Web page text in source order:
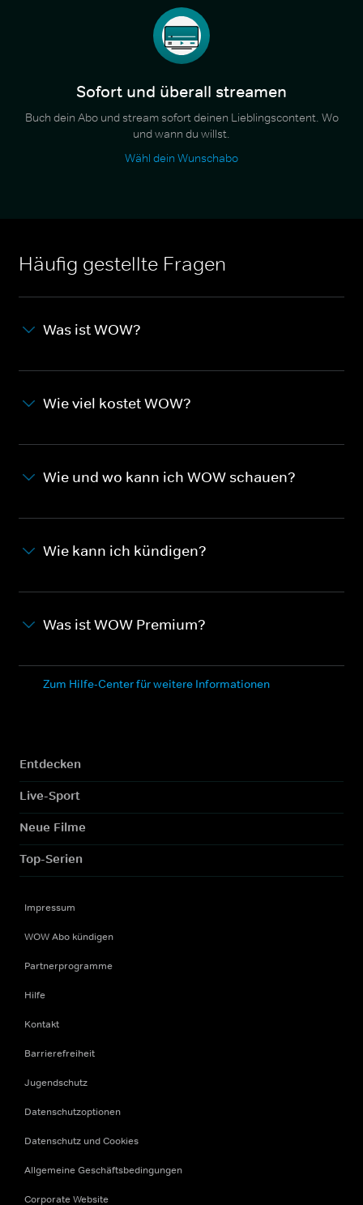
Sofort und überall streamen
Buch dein Abo und stream sofort deinen Lieblingscontent. Wo
und wann du willst.
Wähl dein Wunschabo
Häufig gestellte Fragen
Was ist WOW?
Wie viel kostet WOW?
Wie und wo kann ich WOW schauen?
Wie kann ich kündigen?
Was ist WOW Premium?
Zum Hilfe-Center für weitere Informationen
Entdecken
Live-Sport
Neue Filme
Top-Serien
Impressum
WOW Abo kündigen
Partnerprogramme
Hilfe
Kontakt
Barrierefreiheit
Jugendschutz
Datenschutzoptionen
Datenschutz und Cookies
Allgemeine Geschäftsbedingungen
Corporate Website